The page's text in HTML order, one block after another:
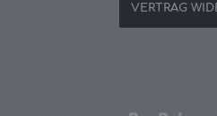
VERTRAG